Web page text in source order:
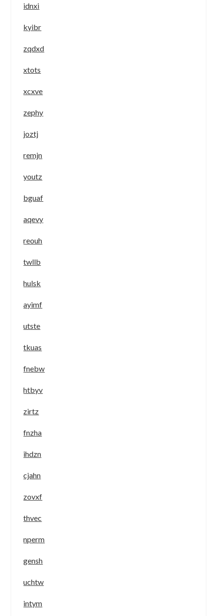
idnxi
kyibr
zqdxd
xtots
xcxve
zephy
joztj
remjn
youtz
bguaf
aqevy
reouh
twllb
hulsk
ayimf
utste
tkuas
fnebw
htbyv
zirtz
fnzha
ihdzn
cjahn
zovxf
thvec
nperm
gensh
uchtw
intym